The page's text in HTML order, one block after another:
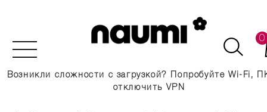
0
Возникли сложности с загрузкой? Попробуйте Wi-Fi,
отключить VPN